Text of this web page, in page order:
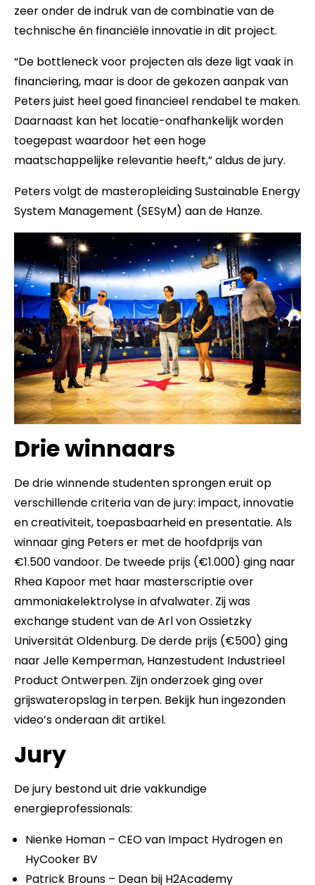
zeer onder de indruk van de combinatie van de
technische én financiële innovatie in dit project.
“De bottleneck voor projecten als deze ligt vaak in
financiering, maar is door de gekozen aanpak van
Peters juist heel goed financieel rendabel te maken.
Daarnaast kan het locatie-onafhankelijk worden
toegepast waardoor het een hoge
maatschappelijke relevantie heeft,” aldus de jury.
Peters volgt de masteropleiding Sustainable Energy
System Management (SESyM) aan de Hanze.
Drie winnaars
De drie winnende studenten sprongen eruit op
verschillende criteria van de jury: impact, innovatie
en creativiteit, toepasbaarheid en presentatie. Als
winnaar ging Peters er met de hoofdprijs van
€1.500 vandoor. De tweede prijs (€1.000) ging naar
Rhea Kapoor met haar masterscriptie over
ammoniakelektrolyse in afvalwater. Zij was
exchange student van de Arl von Ossietzky
Universität Oldenburg. De derde prijs (€500) ging
naar Jelle Kemperman, Hanzestudent Industrieel
Product Ontwerpen. Zijn onderzoek ging over
grijswateropslag in terpen. Bekijk hun ingezonden
video’s onderaan dit artikel.
Jury
De jury bestond uit drie vakkundige
energieprofessionals:
Nienke Homan – CEO van Impact Hydrogen en
HyCooker BV
Patrick Brouns – Dean bij H2Academy